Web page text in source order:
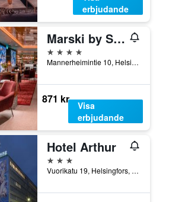
erbjudande
Marski by Scandic
4 stjärnor
Mannerheimintie 10, Helsingfors, Nyland, Finland
871 kr
Visa
erbjudande
Hotel Arthur
3 stjärnor
Vuorikatu 19, Helsingfors, Nyland, Finland